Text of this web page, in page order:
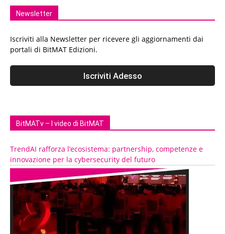
Newsletter
Iscriviti alla Newsletter per ricevere gli aggiornamenti dai
portali di BitMAT Edizioni.
BitMATv – I video di BitMAT
TrendAI rafforza l’ecosistema: partnership, competenze e
innovazione per la cybersecurity del futuro